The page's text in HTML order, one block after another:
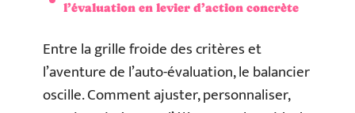
l’évaluation en levier d’action concrète
Entre la grille froide des critères et
l’aventure de l’auto-évaluation, le balancier
oscille. Comment ajuster, personnaliser,